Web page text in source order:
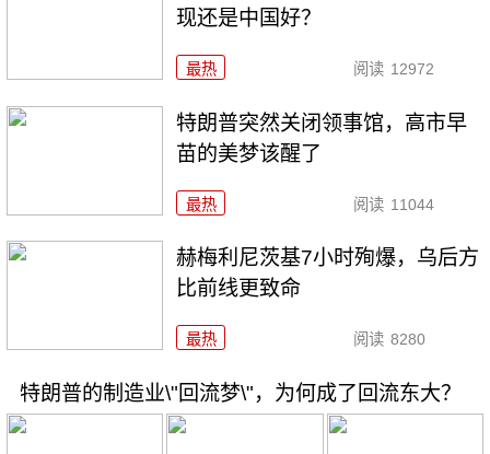
现还是中国好？
最热 阅读 12972
特朗普突然关闭领事馆，高市早
苗的美梦该醒了
最热 阅读 11044
赫梅利尼茨基7小时殉爆，乌后方
比前线更致命
最热 阅读 8280
特朗普的制造业\"回流梦\"，为何成了回流东大？